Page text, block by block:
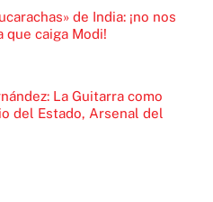
de India: ¡no nos
que caiga Modi!
La Guitarra como
del Estado, Arsenal del